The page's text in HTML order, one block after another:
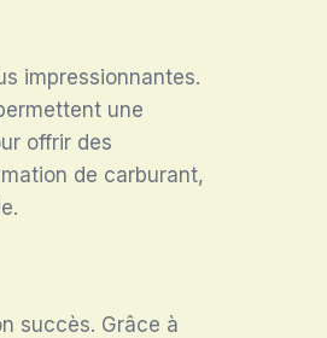
impressionnantes.
une
offrir des
de carburant,
succès. Grâce à